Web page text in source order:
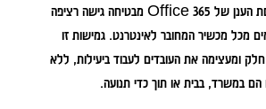
מרובים. התשתית מבוססת הענן של Office 365 מבטיחה גישה רציפה
מכל מכשיר המחובר לאינטרנט. גמישות זו
ומעצימה את העובדים לעבוד ביעילות, ללא
במשרד, בבית או תוך כדי תנועה.